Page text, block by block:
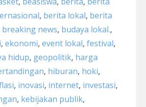
, berita lokal, berita
breaking news, budaya lokal.,
, ekonomi, event lokal, festival,
hidup, geopolitik, harga
, hiburan, hoki,
, inovasi, internet, investasi,
, kebijakan publik,